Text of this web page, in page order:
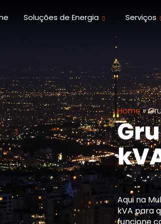
Soluções de Energia Serviços
Home»
Aqui na
kVA para